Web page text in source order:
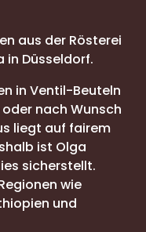
aus der Rösterei
Düsseldorf.
in Ventil-Beuteln
nach Wunsch
liegt auf fairem
ist Olga
sicherstellt.
wie
und